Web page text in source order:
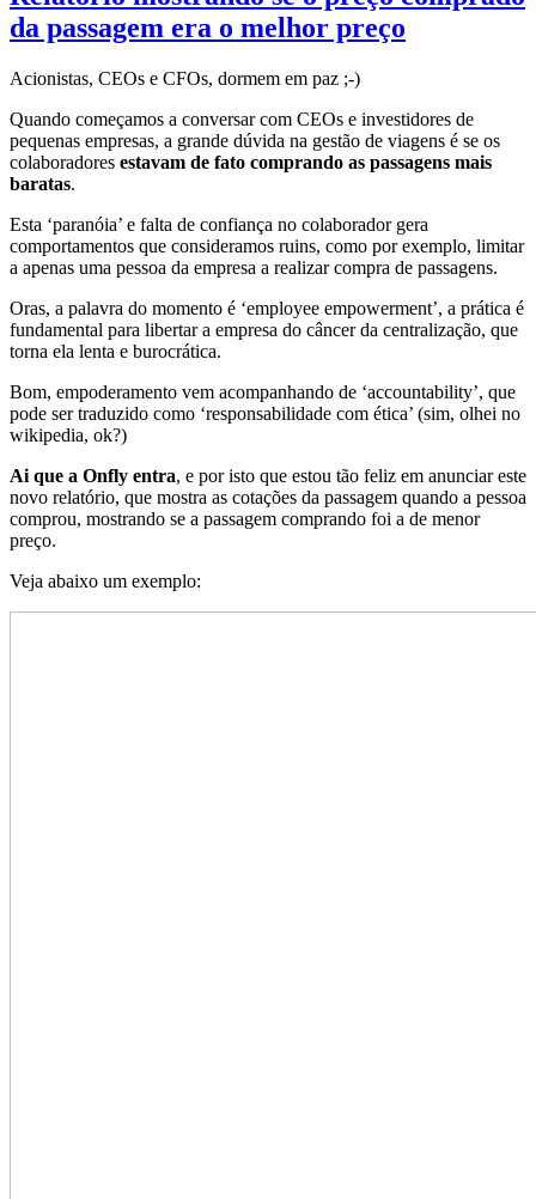
da passagem era o melhor preço
Acionistas, CEOs e CFOs, dormem em paz ;-)
Quando começamos a conversar com CEOs e investidores de
pequenas empresas, a grande dúvida na gestão de viagens é se os
colaboradores estavam de fato comprando as passagens mais
baratas.
Esta ‘paranóia’ e falta de confiança no colaborador gera
comportamentos que consideramos ruins, como por exemplo, limitar
a apenas uma pessoa da empresa a realizar compra de passagens.
Oras, a palavra do momento é ‘employee empowerment’, a prática é
fundamental para libertar a empresa do câncer da centralização, que
torna ela lenta e burocrática.
Bom, empoderamento vem acompanhando de ‘accountability’, que
pode ser traduzido como ‘responsabilidade com ética’ (sim, olhei no
wikipedia, ok?)
Ai que a Onfly entra, e por isto que estou tão feliz em anunciar este
novo relatório, que mostra as cotações da passagem quando a pessoa
comprou, mostrando se a passagem comprando foi a de menor
preço.
Veja abaixo um exemplo: